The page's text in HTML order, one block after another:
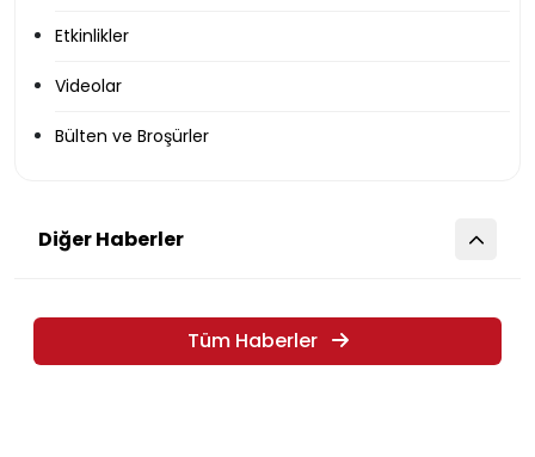
Etkinlikler
Videolar
Bülten ve Broşürler
Diğer Haberler
Tüm Haberler